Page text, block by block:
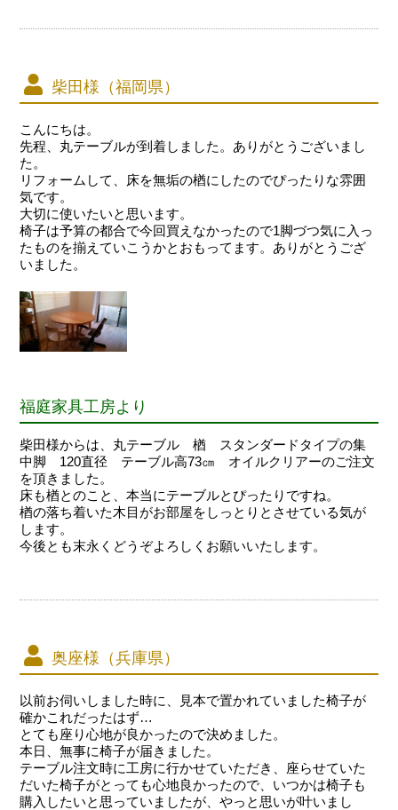
柴田様（福岡県）
こんにちは。
先程、丸テーブルが到着しました。ありがとうございまし
た。
リフォームして、床を無垢の楢にしたのでぴったりな雰囲
気です。
大切に使いたいと思います。
椅子は予算の都合で今回買えなかったので1脚づつ気に入っ
たものを揃えていこうかとおもってます。ありがとうござ
いました。
福庭家具工房より
柴田様からは、丸テーブル 楢 スタンダードタイプの集
中脚 120直径 テーブル高73㎝ オイルクリアーのご注文
を頂きました。
床も楢とのこと、本当にテーブルとぴったりですね。
楢の落ち着いた木目がお部屋をしっとりとさせている気が
します。
今後とも末永くどうぞよろしくお願いいたします。
奥座様（兵庫県）
以前お伺いしました時に、見本で置かれていました椅子が
確かこれだったはず…
とても座り心地が良かったので決めました。
本日、無事に椅子が届きました。
テーブル注文時に工房に行かせていただき、座らせていた
だいた椅子がとっても心地良かったので、いつかは椅子も
購入したいと思っていましたが、やっと思いが叶いまし